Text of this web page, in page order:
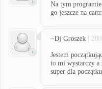
Na tym programie
go jeszcze na
~Dj Groszek |
Jestem
to mi wystarczy a
super dla